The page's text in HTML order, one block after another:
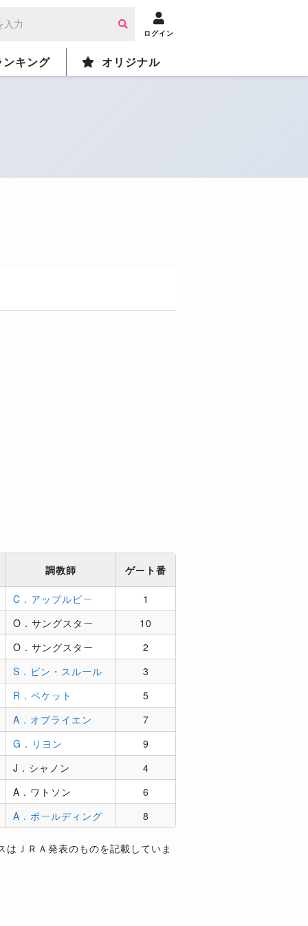
ログイン
ンキング オリジナル
調教師 ゲート番
C．アップルビー
1
O．サングスター
10
O．サングスター
2
S．ビン・スルール
3
R．ベケット
5
A．オブライエン
7
G．リヨン
9
J．シャノン
4
A．ワトソン
6
A．ボールディング
8
ＪＲＡ発表のものを記載していま